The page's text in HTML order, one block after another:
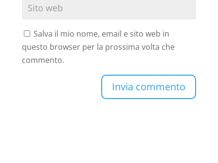
Salva il mio nome, email e sito web in
questo browser per la prossima volta che
commento.